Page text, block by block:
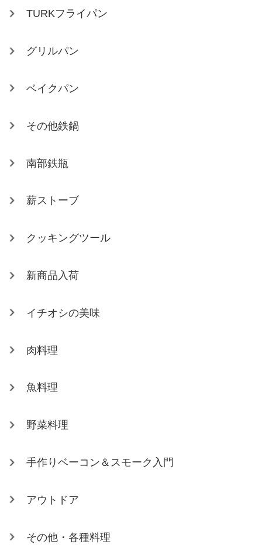
TURKフライパン
グリルパン
ベイクパン
その他鉄鍋
南部鉄瓶
薪ストーブ
クッキングツール
新商品入荷
イチオシの美味
肉料理
魚料理
野菜料理
手作りベーコン＆スモーク入門
アウトドア
その他・各種料理